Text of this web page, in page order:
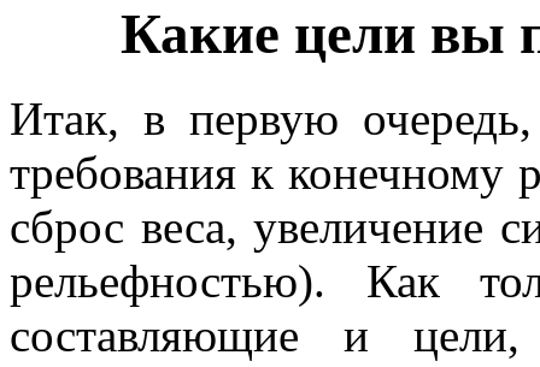
Какие цели вы
Итак, в первую очередь,
требования к конечному
сброс веса, увеличение
рельефностью). Как
составляющие и